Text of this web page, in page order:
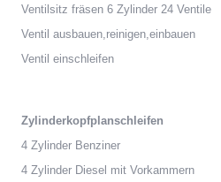
Ventilsitz fräsen 6 Zylinder 24 Ventile
Ventil ausbauen,reinigen,einbauen
Ventil einschleifen
Zylinderkopfplanschleifen
4 Zylinder Benziner
4 Zylinder Diesel mit Vorkammern